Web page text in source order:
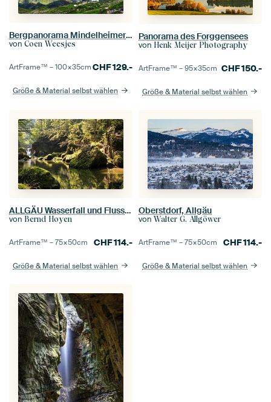
Bergpanorama Mindelheimer Hütte
von Coen Weesjes
ArtFrame™ –100×35cmCHF129.-
Größe & Material selbst wählen
Panorama des Forggensees
von Henk Meijer Photography
ArtFrame™ –95×35cm CHF150.-
Größe & Material selbst wählen
ALLGÄU Wasserfall und Fluss - picturesque valley
von Bernd Hoyen
ArtFrame™ –75×50cm CHF114.-
Größe & Material selbst wählen
Oberstdorf, Allgäu
von Walter G. Allgöwer
ArtFrame™ –75×50cm CHF114.-
Größe & Material selbst wählen